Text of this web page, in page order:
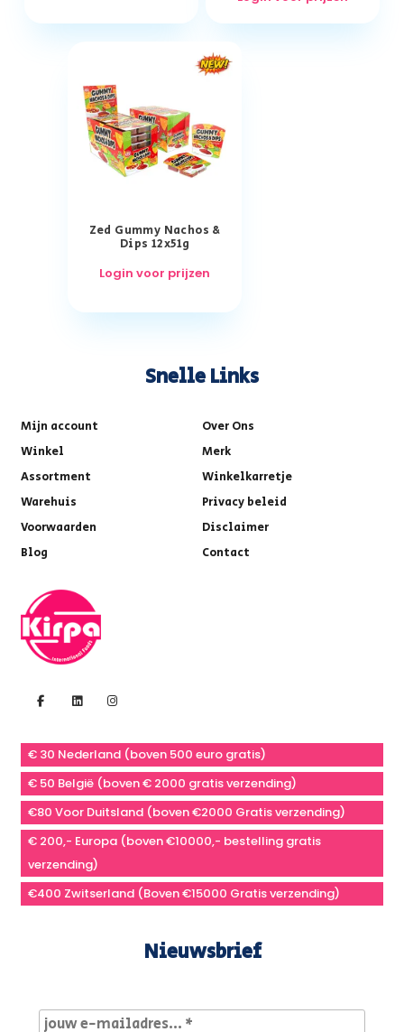
Zed Gummy Nachos &
Dips 12x51g
Login voor prijzen
Snelle Links
Mijn account
Over Ons
Winkel
Merk
Assortment
Winkelkarretje
Warehuis
Privacy beleid
Voorwaarden
Disclaimer
Blog
Contact
€ 30 Nederland (boven 500 euro gratis)
€ 50 België (boven € 2000 gratis verzending)
€80 Voor Duitsland (boven €2000 Gratis verzending)
€ 200,- Europa (boven €10000,- bestelling gratis
verzending)
€400 Zwitserland (Boven €15000 Gratis verzending)
Nieuwsbrief